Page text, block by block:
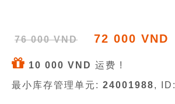
76 000 VND 72 000 VND
10 000 VND 运费 !
最小库存管理单元: 24001988, ID: